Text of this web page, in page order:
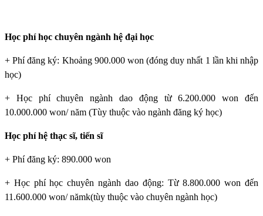
Học phí học chuyên ngành hệ đại học
+ Phí đăng ký: Khoảng 900.000 won (đóng duy nhất 1 lần khi nhập
học)
+ Học phí chuyên ngành dao động từ 6.200.000 won đến
10.000.000 won/ năm (Tùy thuộc vào ngành đăng ký học)
Học phí hệ thạc sĩ, tiến sĩ
+ Phí đăng ký: 890.000 won
+ Học phí học chuyên ngành dao động: Từ 8.800.000 won đến
11.600.000 won/ nămk(tùy thuộc vào chuyên ngành học)